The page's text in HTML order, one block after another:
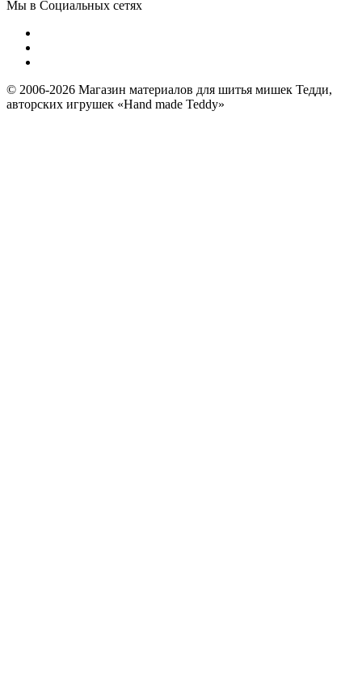
Мы в Социальных сетях
© 2006-2026 Магазин материалов для шитья мишек Тедди,
авторских игрушек «Hand made Teddy»